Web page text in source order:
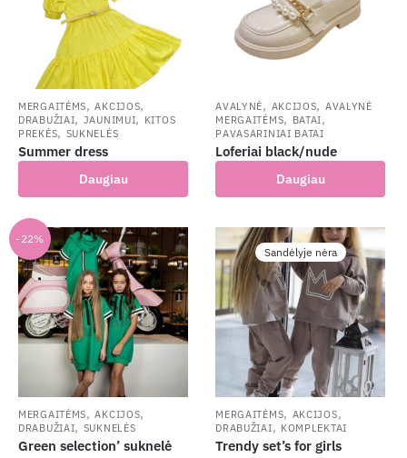
MERGAITĖMS,AKCIJOS,
DRABUŽIAI, JAUNIMUI, KITOS
PREKĖS, SUKNELĖS
Summer dress
Daugiau
AVALYNĖ, AKCIJOS, AVALYNĖ
MERGAITĖMS, BATAI,
PAVASARINIAI BATAI
Loferiai black/nude
Daugiau
-22%
MERGAITĖMS,AKCIJOS,
DRABUŽIAI, SUKNELĖS
Green selection’ suknelė
Sandėlyje nėra
MERGAITĖMS, AKCIJOS,
DRABUŽIAI, KOMPLEKTAI
Trendy set’s for girls